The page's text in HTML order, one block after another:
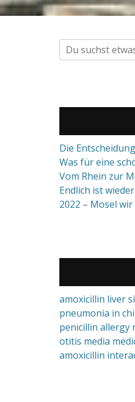
Suche
nach:
Die
Was für eine
Vom Rhein zur
Endlich ist
2022 – Mosel
amoxicillin liver
pneumonia in
penicillin allergy
otitis media
amoxicillin